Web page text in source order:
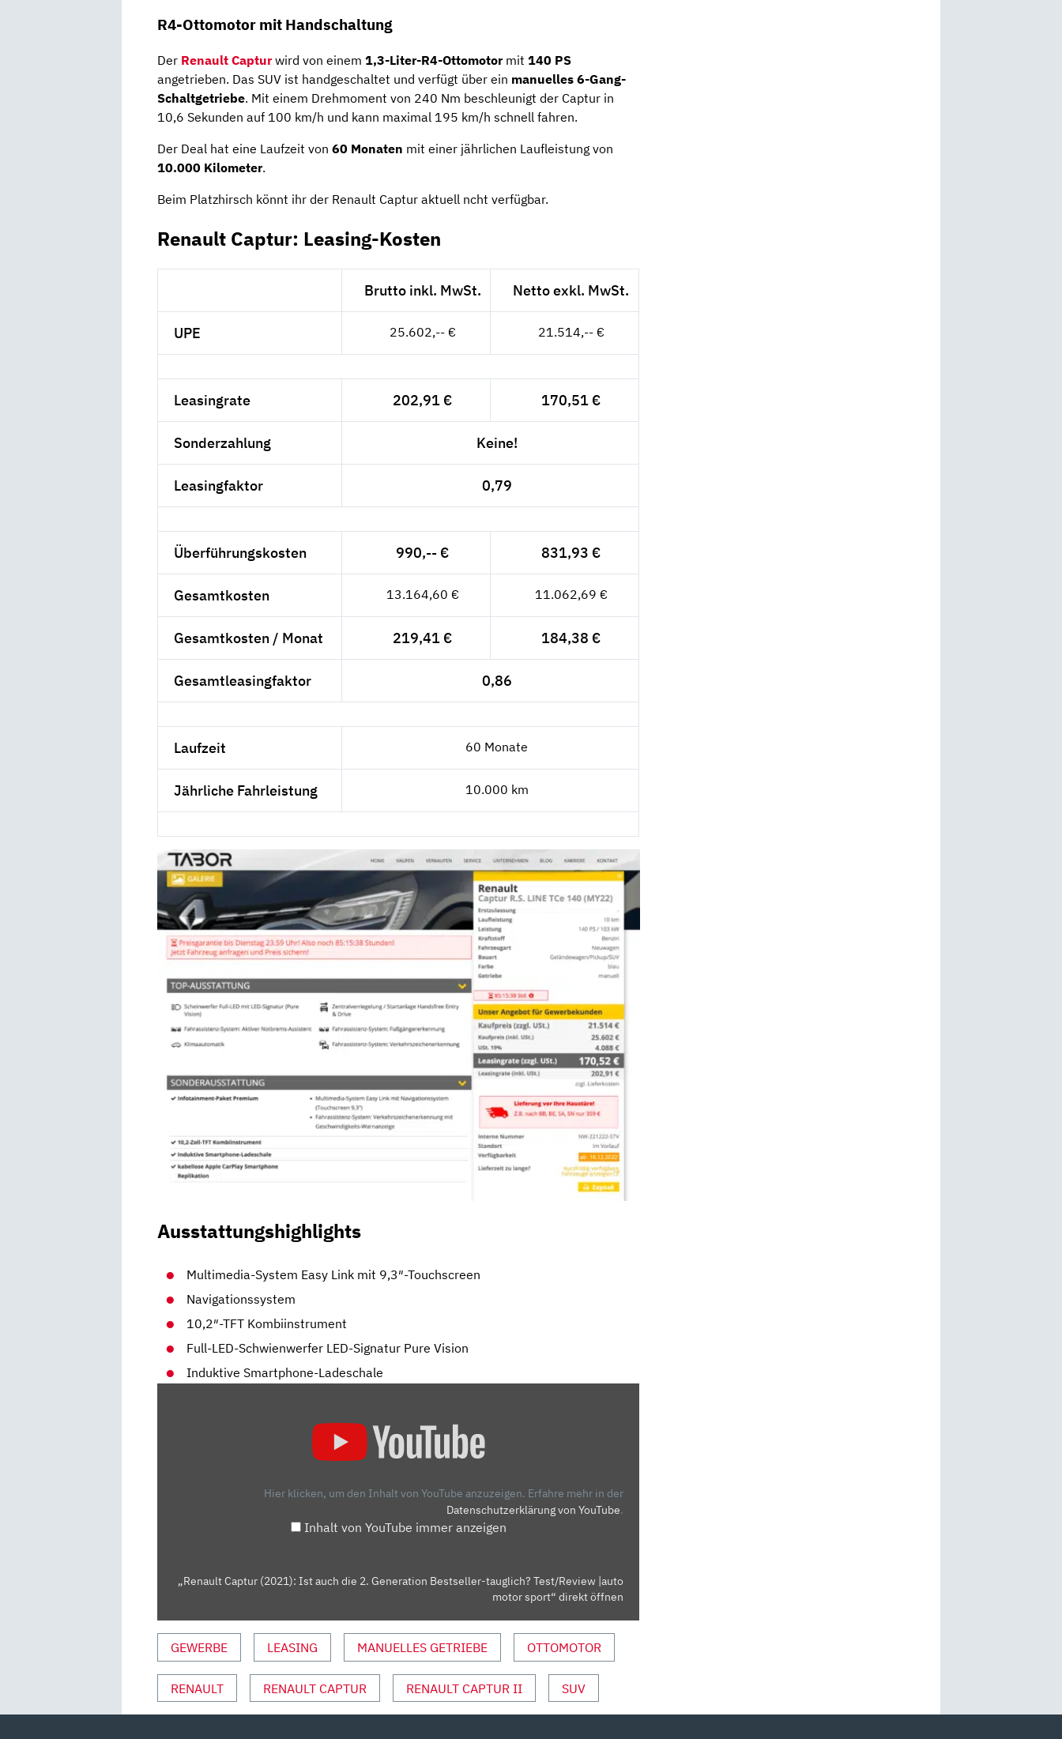
R4-Ottomotor mit Handschaltung
Der Renault Capturwird von einem 1,3-Liter-R4-Ottomotormit 140 PS
angetrieben. Das SUV ist handgeschaltet und verfügt über ein manuelles 6-Gang-
Schaltgetriebe. Mit einem Drehmoment von 240 Nm beschleunigt der Captur in
10,6 Sekunden auf 100 km/h und kann maximal 195 km/h schnell fahren.
Der Deal hat eine Laufzeit von 60 Monaten mit einer jährlichen Laufleistung von
10.000 Kilometer.
Beim Platzhirsch könnt ihr der Renault Captur aktuell ncht verfügbar.
Renault Captur: Leasing-Kosten
Brutto inkl. MwSt. Netto exkl. MwSt.
UPE 25.602,-- € 21.514,-- €
Leasingrate 202,91 € 170,51 €
Sonderzahlung Keine!
Leasingfaktor 0,79
Überführungskosten 990,-- € 831,93 €
Gesamtkosten 13.164,60 € 11.062,69 €
Gesamtkosten / Monat 219,41 € 184,38 €
Gesamtleasingfaktor 0,86
Laufzeit 60 Monate
Jährliche Fahrleistung 10.000 km
Ausstattungshighlights
Multimedia-System Easy Link mit 9,3″-Touchscreen
Navigationssystem
10,2″-TFT Kombiinstrument
Full-LED-Schwienwerfer LED-Signatur Pure Vision
Induktive Smartphone-Ladeschale
TEST/REVIEW
MOTOR
SPORT“
VON
YOUTUBE
ANZEIGEN
Hier klicken, um den Inhalt von YouTube anzuzeigen. Erfahre mehr in der
Datenschutzerklärung von YouTube.
Inhalt von YouTube immer anzeigen
„Renault Captur (2021): Ist auch die 2. Generation Bestseller-tauglich? Test/Review |auto
motor sport“ direkt öffnen
GEWERBE LEASING MANUELLES GETRIEBE OTTOMOTOR
RENAULT RENAULT CAPTUR RENAULT CAPTUR II SUV